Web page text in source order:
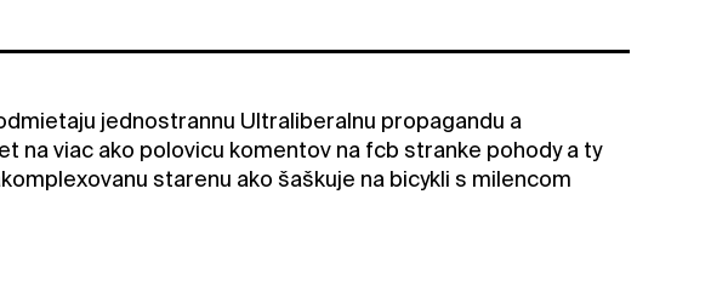
jednostrannu Ultraliberalnu propagandu a
na viac ako polovicu komentov na fcb stranke pohody a ty
starenu ako šaškuje na bicykli s milencom